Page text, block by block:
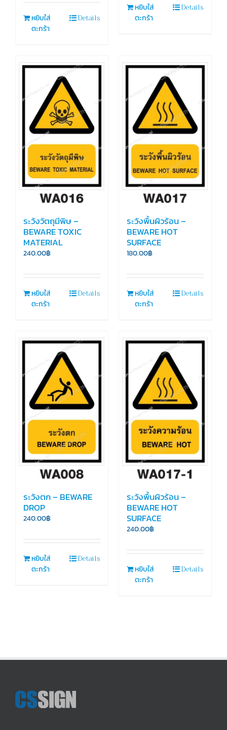
หยิบใส่
ตะกร้า
Details
หยิบใส่
ตะกร้า
Details
ระวังวัตถุมีพิษ –
BEWARE TOXIC
MATERIAL
240.00฿
หยิบใส่
ตะกร้า
Details
ระวังพื้นผิวร้อน –
BEWARE HOT
SURFACE
180.00฿
หยิบใส่
ตะกร้า
Details
ระวังตก – BEWARE
DROP
240.00฿
หยิบใส่
ตะกร้า
Details
ระวังพื้นผิวร้อน –
BEWARE HOT
SURFACE
240.00฿
หยิบใส่
ตะกร้า
Details